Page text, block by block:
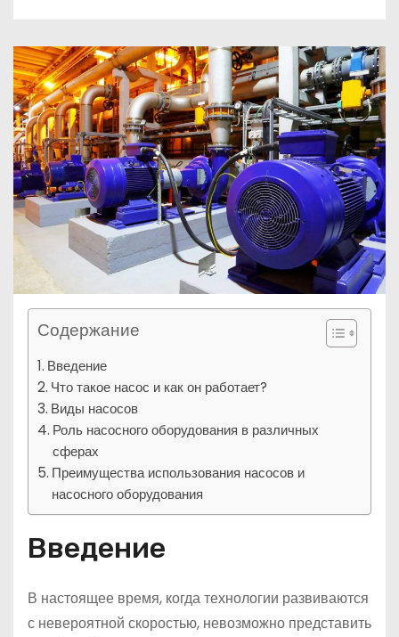
Содержание
Введение
Что такое насос и как он работает?
Виды насосов
Роль насосного оборудования в различных
сферах
Преимущества использования насосов и
насосного оборудования
Введение
В настоящее время, когда технологии развиваются
с невероятной скоростью, невозможно представить